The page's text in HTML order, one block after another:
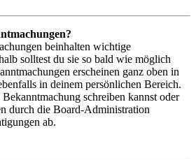
beinhalten wichtige
solltest du sie so bald wie möglich
erscheinen ganz oben in
in deinem persönlichen Bereich.
schreiben kannst oder
durch die Board-Administration
ab.